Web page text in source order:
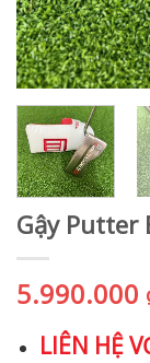
Gậy Putter
5.990.000
LIÊN HỆ